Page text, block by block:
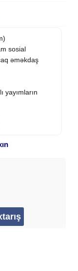
sosial
əməkdaş
yayımların
təqdim